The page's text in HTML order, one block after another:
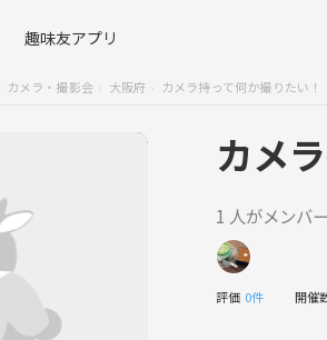
趣味友アプリ
カメラ・撮影会 大阪府 カメラ持って何か撮りたい！
カメ
1 人がメンバー
評価 0件 開催